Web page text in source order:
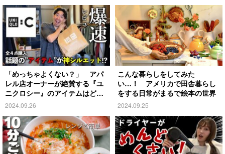
「めっちゃよくない？」 アパ
レル店オーナーが絶賛する『ユ
ニクロシー』のアイテムはど
れ？
2024.09.26
こんな暮らしをしてみた
い…！ アメリカで田舎暮らし
をする日常がまるで絵本の世界
2024.09.25